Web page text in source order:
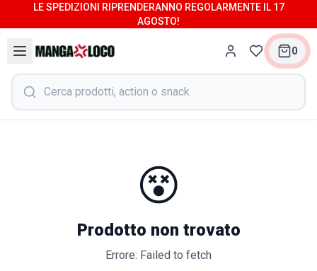
LE SPEDIZIONI RIPRENDERANNO REGOLARMENTE IL 17
AGOSTO!
0
😵
Prodotto non trovato
Errore: Failed to fetch